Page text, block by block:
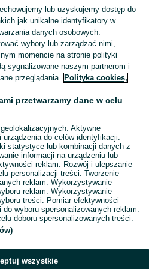
Skorzystaj z największego serwisu ogłoszeniowego - Łoniów-Kolonia i okolice! Kupuj to, czego pragniesz i sprzedawaj to, czego już nie potrzebujesz! Zobacz
lub uzyskujemy dostęp do
jak unikalne identyfikatory w
danych osobowych.
wybory lub zarządzać nimi,
momencie na stronie polityki
sygnalizowane naszym partnerom i
przeglądania. Polityka cookies,
przetwarzamy dane w celu
Aktywne
do celów identyfikacji.
statystyce lub kombinacji danych z
informacji na urządzeniu lub
reklam. Rozwój i ulepszanie
personalizacji treści. Tworzenie
reklam. Wykorzystywanie
reklam. Wykorzystywanie
treści. Pomiar efektywności
wyboru spersonalizowanych reklam.
doboru spersonalizowanych treści.
wszystkie